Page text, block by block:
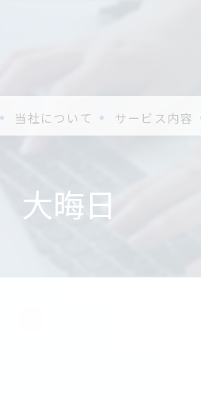
当社について サービス内容
大晦日